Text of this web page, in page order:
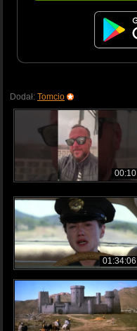
Dodał: Tomcio
00:10
01:34:06